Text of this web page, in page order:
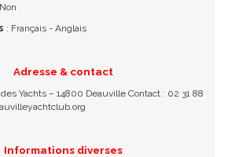
Non
: Français - Anglais
Adresse & contact
Yachts – 14800 Deauville Contact : 02 31 88
Informations diverses